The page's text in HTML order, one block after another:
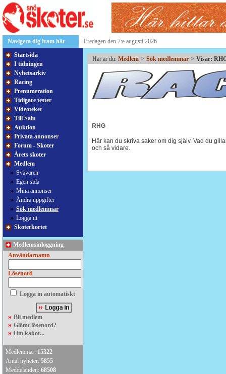
Navigera dig fram här
Fredagen den 7:e augusti 2026
Startsida
I tidningen
Nyhetsarkiv
Racing
Prenumeration
Tidigare tester
Videoteket
Till Salu
Auktion
Privata annonser
Forum - Skoter
Årets skoter
Medlem
» Svävaren
» Egen sida
» Mina annonser
» Ändra uppgifter
» Sök medlemmar
» Logga ut
Skoterkortet
Medlemsinloggning
Användarnamn
Lösenord
Logga in automatiskt
» Bli medlem
» Glömt lösenord?
» Om kakor...
Medlemmar: 15322
Antal nyheter: 5855
Meddelanden: 68508
Här är du: Medlem > Sök medlemmar > Visar:
RHG
Här kan du skriva saker om dig själv. Vad du
och så vidare.